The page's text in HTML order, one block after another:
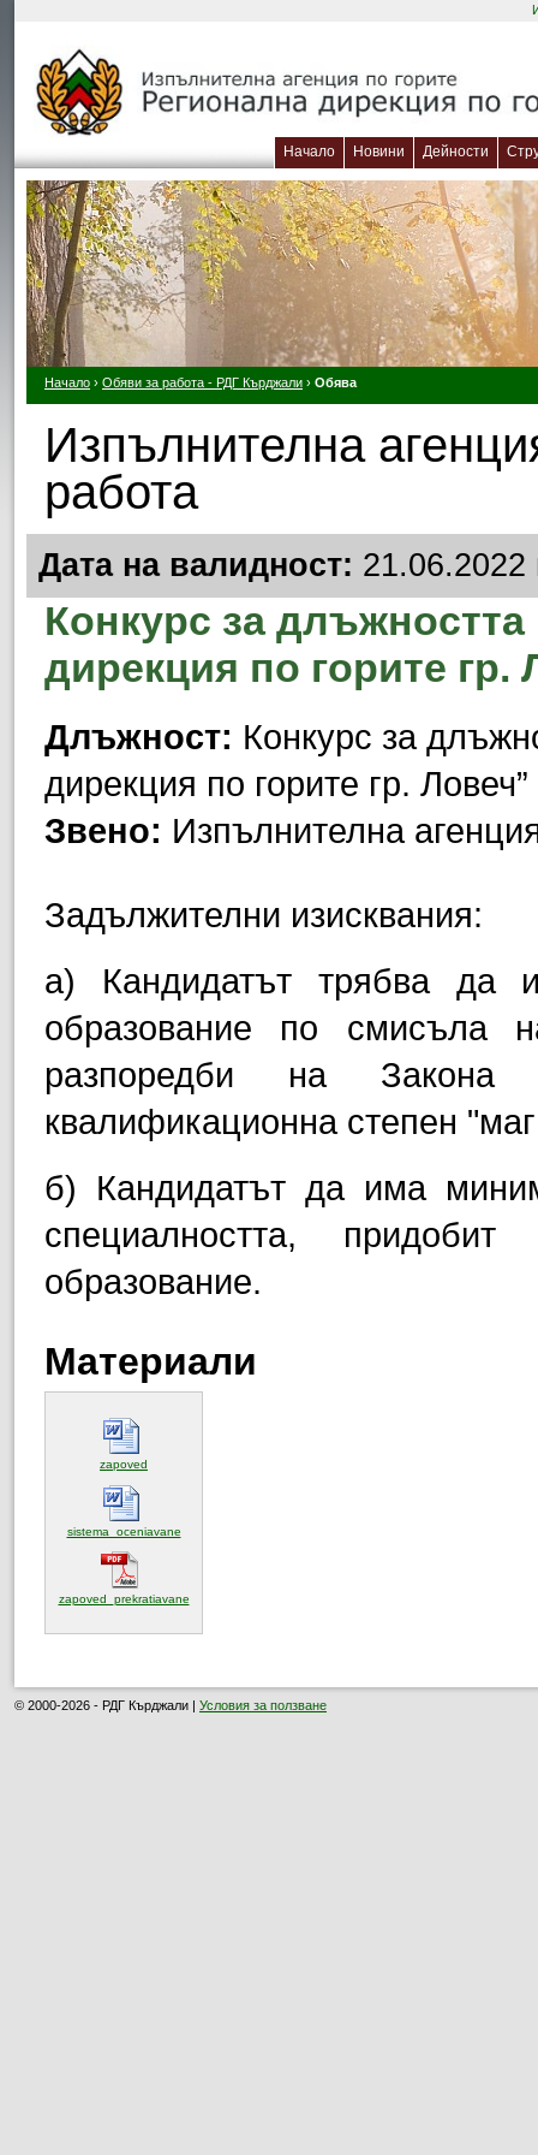
Начало Новини Дейности
Начало › Обяви за работа - РДГ Кърджали › Обява
Изпълнителна
работа
Дата на валидност: 21.06.2022
Конкурс за
дирекция по горите гр.
Длъжност: Конкурс за
дирекция по горите гр. Ловеч”
Звено: Изпълнителна
Задължителни изисквания:
a) Кандидатът трябва да
образование по смисъла
разпоредби на Закона
квалификационна степен
б) Кандидатът да има
специалността,
образование.
Материали
zapoved
sistema_oceniavane(отваря се в нов прозорец)
zapoved_prekratiavane(отваря се в нов прозорец)
© 2000-2026 - РДГ Кърджали | Условия за ползване